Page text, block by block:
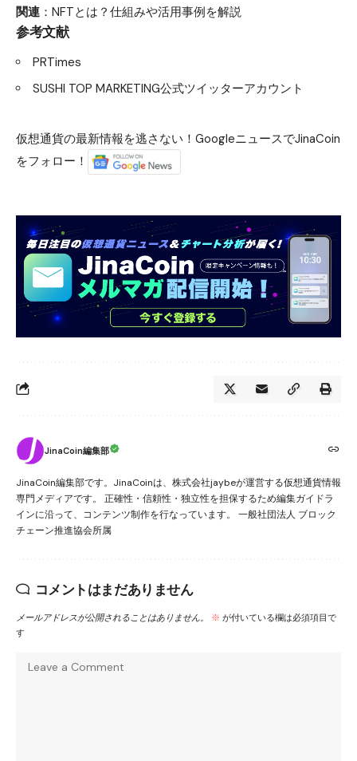
関連 ： NFTとは？仕組みや活用事例を解説
参考文献
PRTimes
SUSHI TOP MARKETING公式ツイッターアカウント
仮想通貨の最新情報を逃さない！GoogleニュースでJinaCoin
をフォロー！
JinaCoin編集部
JinaCoin編集部です。JinaCoinは、株式会社jaybeが運営する仮想通貨情報
専門メディアです。 正確性・信頼性・独立性を担保するため編集ガイドラ
インに沿って、コンテンツ制作を行なっています。 一般社団法人 ブロック
チェーン推進協会所属
コメントはまだありません
メールアドレスが公開されることはありません。 ※ が付いている欄は必須項目で
す